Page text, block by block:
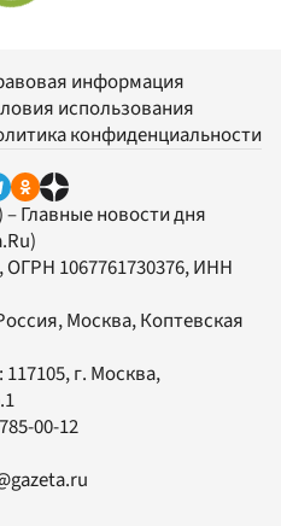
информация
использования
конфиденциальности
– Главные новости дня
, ОГРН 1067761730376, ИНН
Москва, Коптевская
117105, г. Москва,
00-12